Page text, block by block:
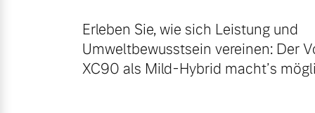
Konnektivität
Geschäftskunden
Unser Team
Erleben Sie, wie sich Leistung und
Umweltbewusstsein vereinen: Der
XC90 als Mild-Hybrid macht’s